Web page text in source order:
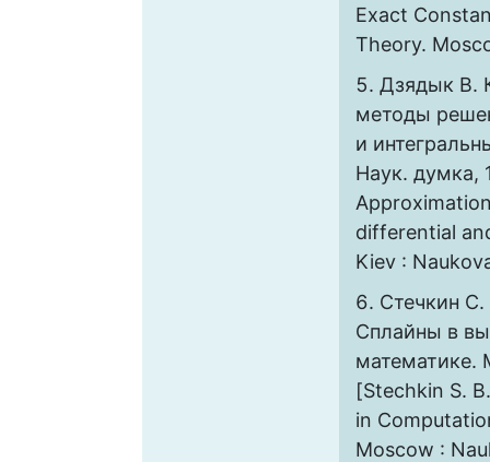
Exact
Theory.
Дзядык В.
методы
и
Наук. думка,
differential
Kiev :
Стечкин
Сплайны в
математике.
[Stechkin S.
in
Moscow :